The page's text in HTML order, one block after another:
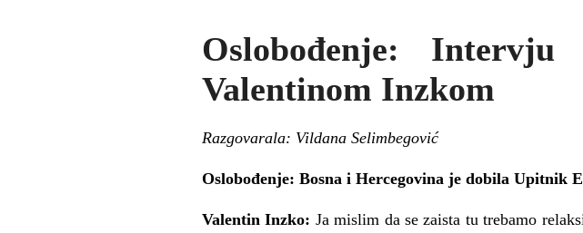
Oslobođenje:
Valentinom Inzkom
Razgovarala: Vildana Selimbegović
Oslobođenje: Bosna i Hercegovina je dobila Upitnik
Valentin Inzko: Ja mislim da se zaista tu trebamo